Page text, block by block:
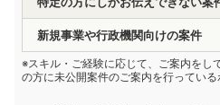
新規事業や行政機関向けの案件
※スキル・ご経験に応じて、ご案内をし
の方に未公開案件のご案内を行っている